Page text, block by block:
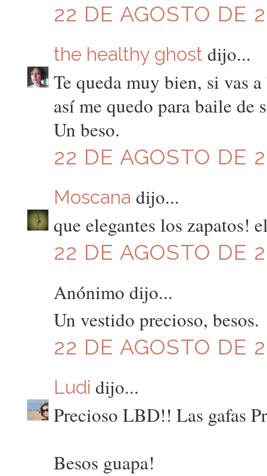
22 DE AGOSTO DE
the healthy ghost dijo...
Te queda muy bien, si vas
así me quedo para baile de
Un beso.
22 DE AGOSTO DE
Moscana dijo...
que elegantes los zapatos!
22 DE AGOSTO DE
Anónimo dijo...
Un vestido precioso, besos.
22 DE AGOSTO DE
Ludi dijo...
Precioso LBD!! Las gafas
Besos guapa!